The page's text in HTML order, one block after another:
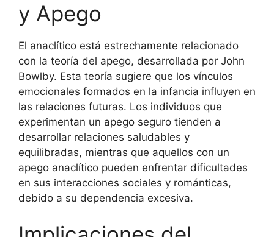
y Apego
El anaclítico está estrechamente relacionado
con la teoría del apego, desarrollada por John
Bowlby. Esta teoría sugiere que los vínculos
emocionales formados en la infancia influyen en
las relaciones futuras. Los individuos que
experimentan un apego seguro tienden a
desarrollar relaciones saludables y
equilibradas, mientras que aquellos con un
apego anaclítico pueden enfrentar dificultades
en sus interacciones sociales y románticas,
debido a su dependencia excesiva.